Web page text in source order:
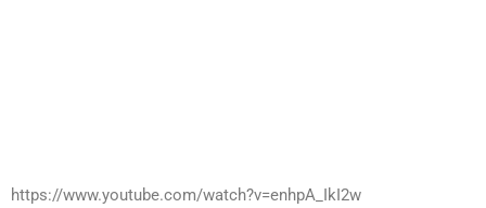
https://www.youtube.com/watch?v=enhpA_IkI2w